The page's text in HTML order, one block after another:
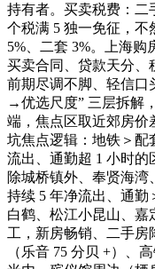
持有者。买卖税费：二
个税满 5 独一免征，不
5%、二套 3%。上海购
买卖合同、贷款天分、
前期尽调不脚、轻信
→优选尺度” 三层拆解
端，焦点区取近郊房价
坑焦点逻辑：地铁＞配
流出、通勤超 1 小时的
除城桥镇外、奉贤海
持续 5 年净流出、通勤
白鹤、松江小昆山、嘉
工，新房畅销、二手房
（乐音 75 分贝 +）、